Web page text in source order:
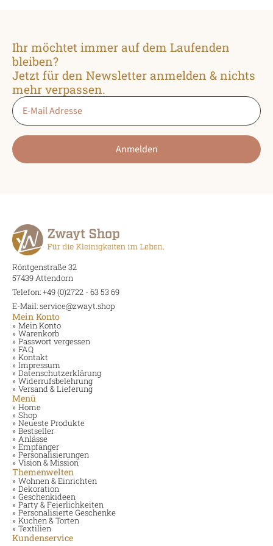
Produktseite
gewählt
werden
Produktseite
gewählt
Ihr möchtet immer auf dem Laufenden
bleiben?
Jetzt für den Newsletter anmelden & nichts
mehr verpassen.
Email
Anmelden
Röntgenstraße 32
57439 Attendorn
Telefon: +49 (0)2722 - 63 53 69
E-Mail: service@zwayt.shop
Mein Konto
Mein Konto
Warenkorb
Passwort vergessen
FAQ
Kontakt
Impressum
Datenschutzerklärung
Widerrufsbelehrung
Versand & Lieferung
Menü
Home
Shop
Neueste Produkte
Bestseller
Anlässe
Empfänger
Personalisierungen
Vision & Mission
Themenwelten
Wohnen & Einrichten
Dekoration
Geschenkideen
Party & Feierlichkeiten
Personalisierte Geschenke
Kuchen & Torten
Textilien
Kundenservice